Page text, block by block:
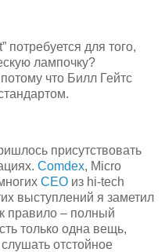
потребуется для того,
лампочку?
что Билл Гейтс
присутствовать
Comdex, Micro
CEO из hi-tech
выступлений я заметил
правило – полный
только одна вещь,
отстойное